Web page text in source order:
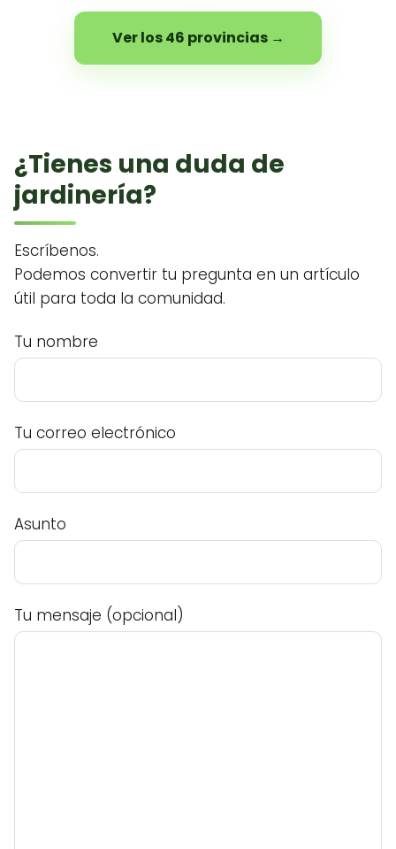
Ver los 46 provincias →
¿Tienes una duda de
jardinería?
Escríbenos.
Podemos convertir tu pregunta en un artículo
útil para toda la comunidad.
Tu nombre
Tu correo electrónico
Asunto
Tu mensaje (opcional)